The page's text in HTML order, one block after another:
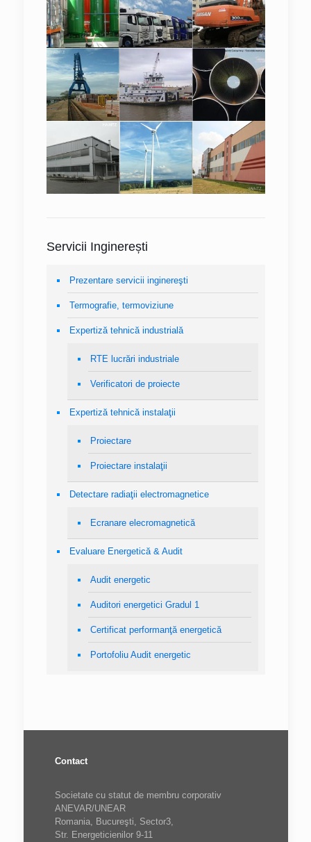
Servicii Inginerești
Prezentare servicii inginereşti
Termografie, termoviziune
Expertiză tehnică industrială
RTE lucrări industriale
Verificatori de proiecte
Expertiză tehnică instalaţii
Proiectare
Proiectare instalaţii
Detectare radiaţii electromagnetice
Ecranare elecromagnetică
Evaluare Energetică & Audit
Audit energetic
Auditori energetici Gradul 1
Certificat performanţă energetică
Portofoliu Audit energetic
Contact
Societate cu statut de membru corporativ
ANEVAR/UNEAR
Romania, Bucureşti, Sector3,
Str. Energeticienilor 9-11